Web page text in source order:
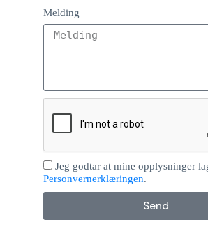
Melding
Jeg godtar at mine opplysninger
Personvernerklæringen.
Send